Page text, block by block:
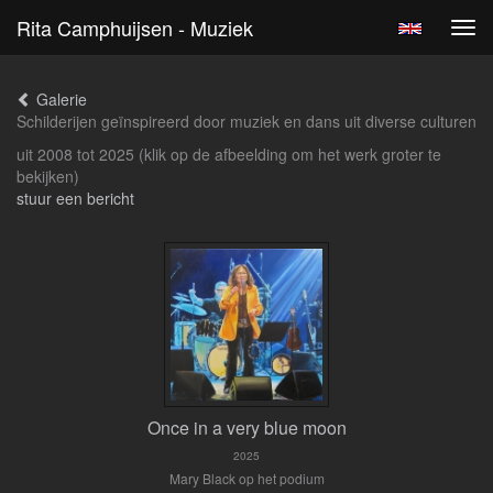
Rita Camphuijsen - Muziek
Galerie
Schilderijen geïnspireerd door muziek en dans uit diverse culturen
uit 2008 tot 2025 (klik op de afbeelding om het werk groter te
bekijken)
stuur een bericht
Once in a very blue moon
2025
Mary Black op het podium